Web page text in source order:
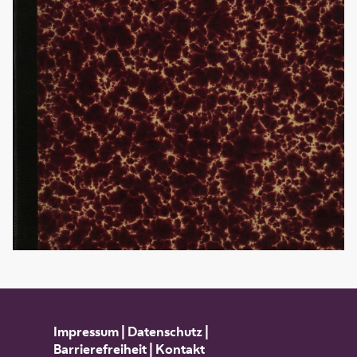
Impressum| Datenschutz|
Barrierefreiheit| Kontakt